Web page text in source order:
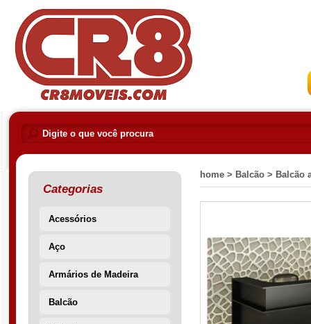
Categorias
Acessórios
Aço
Armários de Madeira
Balcão
home > Balcão > Balcão